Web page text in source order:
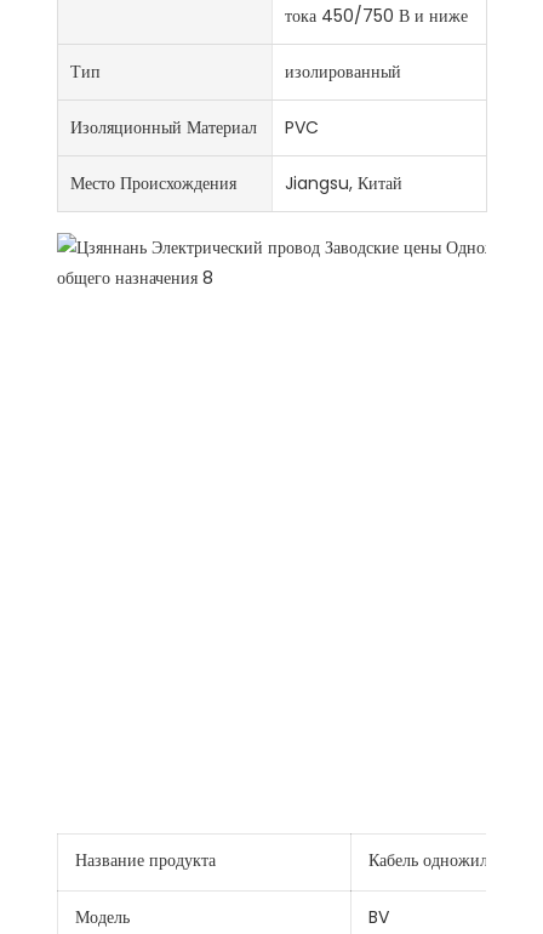
тока 450/750 В и ниже
Тип изолированный
Изоляционный Материал PVC
Место Происхождения Jiangsu, Китай
Название продукта Кабель одножильный
Модель BV